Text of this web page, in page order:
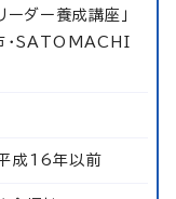
ダー養成講座」
・SATOMACHI
平成16年以前